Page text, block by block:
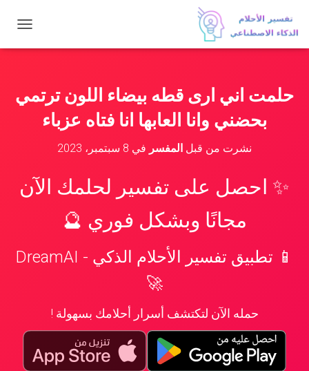
ب
ا
حلمت اني ارى قطه بيضاء اللون ترتمي
بحضني وانا العابها انا فتاه عزباء
نشرت من قبل المفسر في 8 سبتمبر، 2023
✨ احصل على تفسير لحلمك الآن
مجانًا وبشكل فوري 🔮
📱 تطبيق تفسير الأحلام الذكي - DreamAI
🚀
حمله الآن لتكتشف أسرار أحلامك بسهولة !